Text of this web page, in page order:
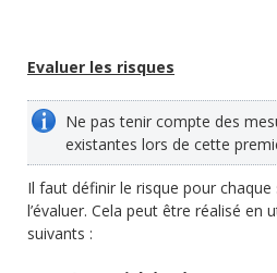
Evaluer les risques
Ne pas tenir compte des
existantes lors de cette
Il faut définir le risque pour
l’évaluer. Cela peut être réalisé en
suivants :